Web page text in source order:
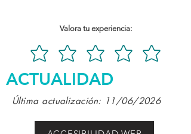
Valora tu experiencia:
ACTUALIDAD
Última actualización: 11/06/2026